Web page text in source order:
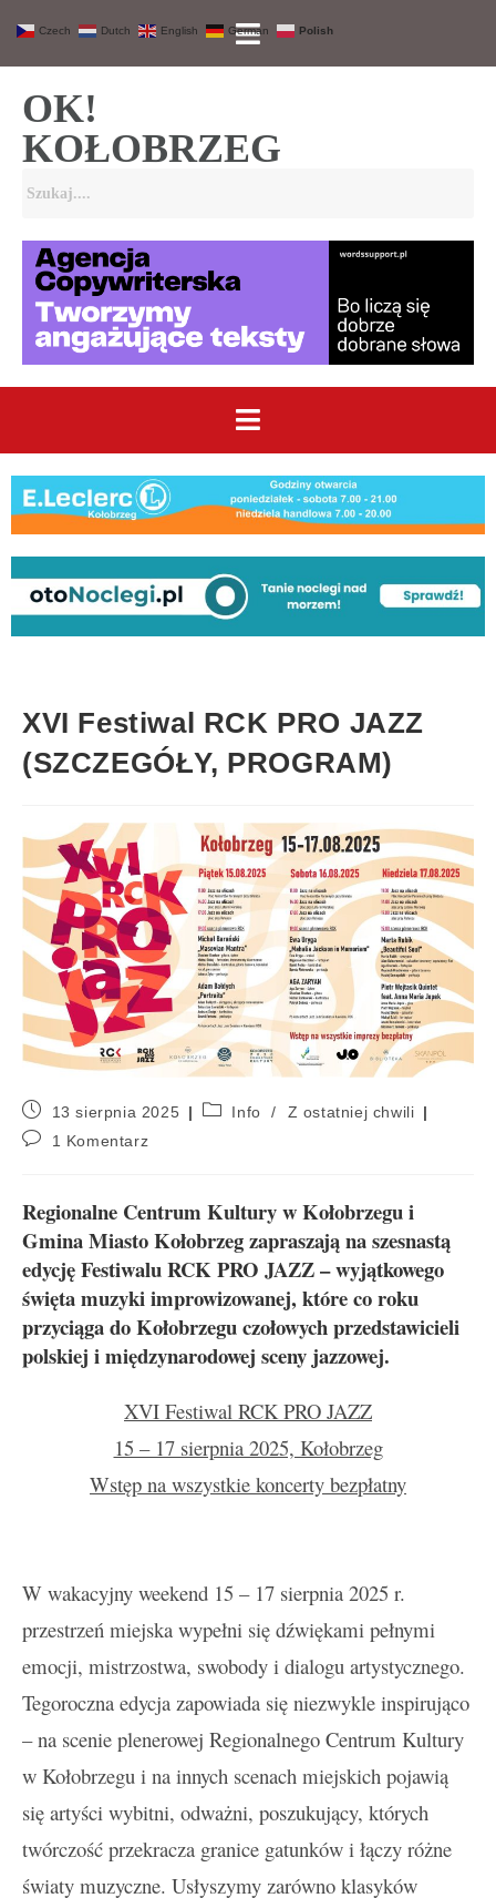
OK!
KOŁOBRZEG
XVI Festiwal RCK PRO JAZZ
(SZCZEGÓŁY, PROGRAM)
13 sierpnia 2025 Info /
Z ostatniej chwili
1 Komentarz
Regionalne Centrum Kultury w Kołobrzegu i
Gmina Miasto Kołobrzeg zapraszają na szesnastą
edycję Festiwalu RCK PRO JAZZ – wyjątkowego
święta muzyki improwizowanej, które co roku
przyciąga do Kołobrzegu czołowych przedstawicieli
polskiej i międzynarodowej sceny jazzowej.
XVI Festiwal RCK PRO JAZZ
15 – 17 sierpnia 2025, Kołobrzeg
Wstęp na wszystkie koncerty bezpłatny
W wakacyjny weekend 15 – 17 sierpnia 2025 r.
przestrzeń miejska wypełni się dźwiękami pełnymi
emocji, mistrzostwa, swobody i dialogu artystycznego.
Tegoroczna edycja zapowiada się niezwykle inspirująco
– na scenie plenerowej Regionalnego Centrum Kultury
w Kołobrzegu i na innych scenach miejskich pojawią
się artyści wybitni, odważni, poszukujący, których
twórczość przekracza granice gatunków i łączy różne
światy muzyczne. Usłyszymy zarówno klasyków
Czech Dutch English German Polish